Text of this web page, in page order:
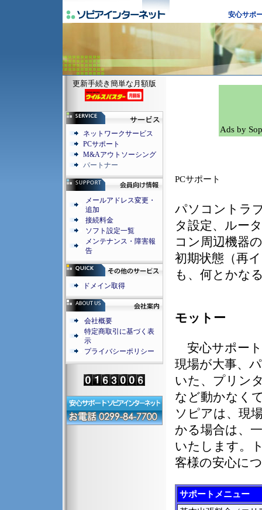
安心サポ
更新手続き簡単な月額版
ネットワークサービス
PCサポート
M&Aアウトソーシング
パートナー
メールアドレス変更・
追加
接続料金
ソフト設定一覧
メンテナンス・障害報
告
ドメイン取得
会社概要
特定商取引に基づく表
示
プライバシーポリシー
Ads by
PCサポート
パソコントラ
タ設定、ルー
コン周辺機器
初期状態（再
も、何とかな
モットー
安心サポート
現場が大事、
いた、プリン
など動かなく
ソピアは、現
かる場合は、
いたします。
客様の安心に
サポートメニュー